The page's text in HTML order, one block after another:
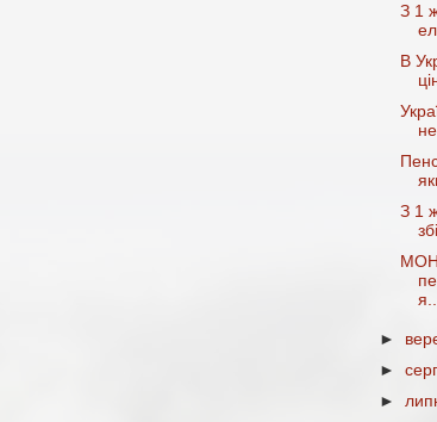
З 1
В
З 1
МОН
►
►
►